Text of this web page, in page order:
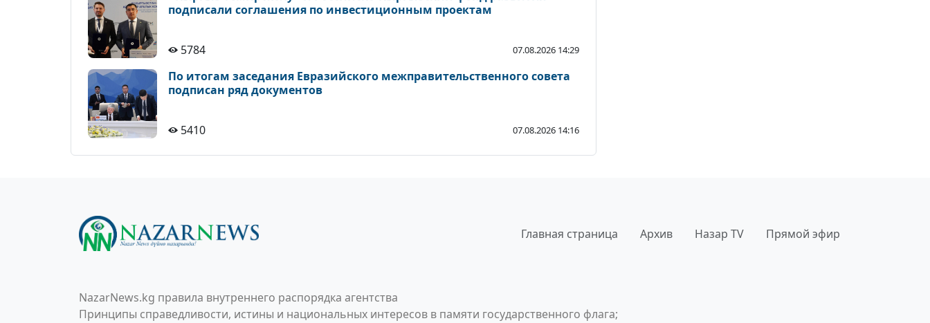
подписали соглашения по инвестиционным проектам
5784 07.08.2026 14:29
По итогам заседания Евразийского межправительственного совета
подписан ряд документов
5410 07.08.2026 14:16
Главная страница Архив Назар TV Прямой эфир
NazarNews.kg правила внутреннего распорядка агентства
Принципы справедливости, истины и национальных интересов в памяти государственного флага;